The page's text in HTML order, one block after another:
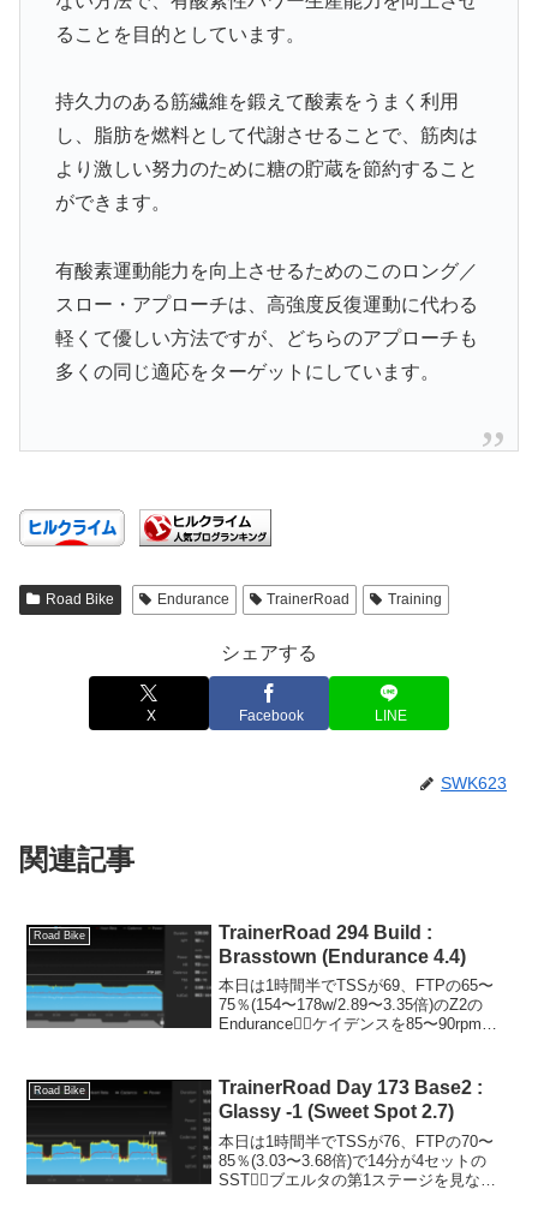
ることを目的としています。
持久力のある筋繊維を鍛えて酸素をうまく利用
し、脂肪を燃料として代謝させることで、筋肉は
より激しい努力のために糖の貯蔵を節約すること
ができます。
有酸素運動能力を向上させるためのこのロング／
スロー・アプローチは、高強度反復運動に代わる
軽くて優しい方法ですが、どちらのアプローチも
多くの同じ適応をターゲットにしています。
Road Bike Endurance TrainerRoad Training
シェアする
X Facebook LINE
SWK623
関連記事
Road Bike
TrainerRoad 294 Build :
Brasstown (Endurance 4.4)
本日は1時間半でTSSが69、FTPの65〜
75％(154〜178w/2.89〜3.35倍)のZ2の
Endurance🚴‍♂️ケイデンスを85〜90rpm辺
Road Bike
TrainerRoad Day 173 Base2 :
Glassy -1 (Sweet Spot 2.7)
本日は1時間半でTSSが76、FTPの70〜
85％(3.03〜3.68倍)で14分が4セットの
SST🚴‍♂️ブエルタの第1ステージを見なが